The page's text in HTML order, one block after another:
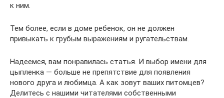
к ним.
Тем более, если в доме ребенок, он не должен
привыкать к грубым выражениям и ругательствам.
Надеемся, вам понравилась статья. И выбор имени для
цыпленка — больше не препятствие для появления
нового друга и любимца. А как зовут ваших питомцев?
Делитесь с нашими читателями собственными